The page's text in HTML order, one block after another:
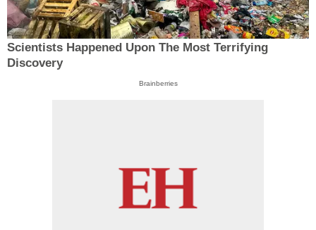
Scientists Happened Upon The Most Terrifying
Discovery
Brainberries